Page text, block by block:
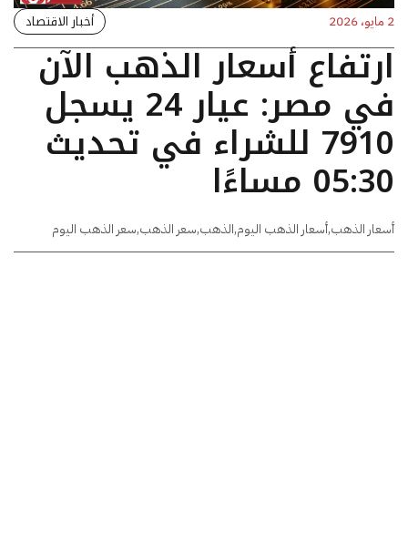
2 مايو، 2026 أخبار الاقتصاد
ارتفاع أسعار الذهب الآن
في مصر: عيار 24 يسجل
7910 للشراء في تحديث
05:30 مساءًا
أسعار الذهب,أسعار الذهب اليوم,الذهب,سعر الذهب,سعر الذهب اليوم